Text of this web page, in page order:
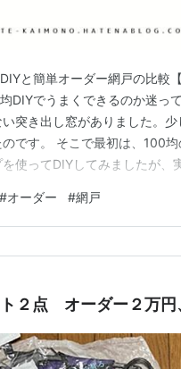
と簡単オーダー網戸の比較
DIYでうまくできるのか迷っ
突き出し窓がありました。少
です。 そこで最初は、100
使ってDIYしてみましたが、
的に選んだのは、窓のサイズ
戸です。 …
#オーダー #網戸
２点 オーダー２万円